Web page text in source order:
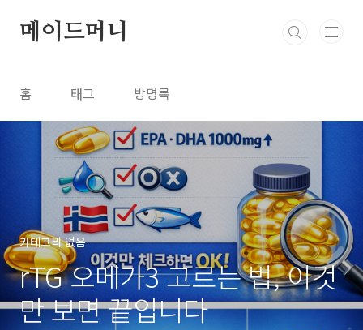
메이드머니
홈 태그 방명록
카테고리 없음
rTG 오메가3 고르는 법, 이것
만 보면 끝입니다